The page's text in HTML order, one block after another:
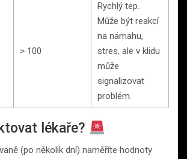
> 100
Rychlý tep.
Může být reakcí
na námahu,
stres, ale v klidu
může
signalizovat
problém.
lékaře?
(po několik dní) naměříte hodnoty